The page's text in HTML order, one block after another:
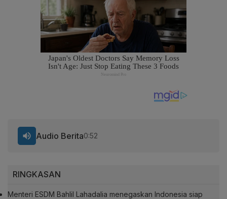
RINGKASAN
Menteri ESDM Bahlil Lahadalia menegaskan Indonesia siap
Audio Berita0:52